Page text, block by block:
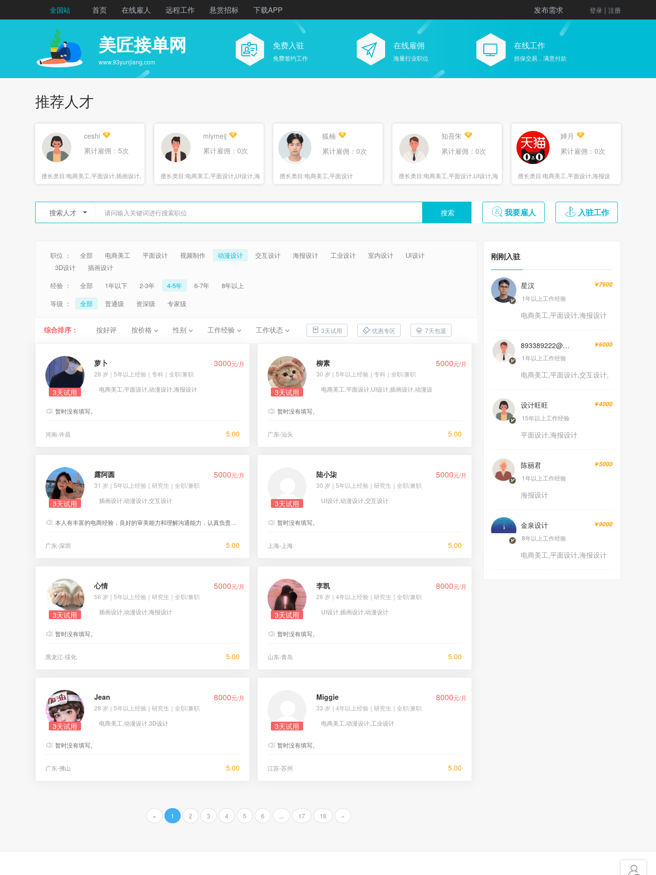
全国站 首页 在线雇人 远程工作 悬赏招标 下载APP 发布需求 登录 | 注册
美匠接单网
www.93yunjiang.com
免费入驻
免费签约工作
在线雇佣
海量行业职位
在线工作
担保交易，满意付款
推荐人才
ceshi
累计雇佣：5次
擅长类目:电商美工,平面设计,插画设计,
海报设计
mlymeij
累计雇佣：0次
擅长类目:电商美工,平面设计,UI设计,海
报设计
狐楠
累计雇佣：0次
擅长类目:电商美工,平面设计
知吾朱
累计雇佣：0次
擅长类目:电商美工,平面设计,UI设计,海
报设计
婵月
累计雇佣：0次
擅长类目:电商美工,平面设计,海报设
计,3D设计
搜索人才 搜索 我要雇人 入驻工作
职位 ： 全部 电商美工 平面设计 视频制作 动漫设计 交互设计 海报设计 工业设计 室内设计
UI设计
3D设计
插画设计
经验 ：
全部 1年以下 2-3年 4-5年 6-7年
8年以上
等级 ：
全部 普通级 资深级 专家级
综合排序： 按好评 按价格 性别 工作经验 工作状态 3天试用 优惠专区 7天包退
3天试用
萝卜 3000元/月
28 岁 | 5年以上经验 | 专科 | 全职/兼职
电商美工,平面设计,动漫设计,海报设计
暂时没有填写。
河南-许昌 5.00
3天试用
柳素 5000元/月
30 岁 | 5年以上经验 | 专科 | 全职/兼职
电商美工,平面设计,UI设计,插画设计,动漫设
暂时没有填写。
广东-汕头 5.00
3天试用
露阿圆 5000元/月
31 岁 | 5年以上经验 | 研究生 | 全职/兼职
插画设计,动漫设计,交互设计
本人有丰富的电商经验，良好的审美能力和理解沟通能力，认真负责工作。 会做淘宝首页、详情页、直通车图、海报、活动首页、等方面的设计工作。
广东-深圳 5.00
3天试用
陆小柒 5000元/月
30 岁 | 5年以上经验 | 研究生 | 全职/兼职
UI设计,动漫设计,交互设计
暂时没有填写。
上海-上海 5.00
3天试用
心情 5000元/月
56 岁 | 5年以上经验 | 研究生 | 全职/兼职
插画设计,动漫设计,海报设计
暂时没有填写。
黑龙江-绥化 5.00
3天试用
李凯 8000元/月
28 岁 | 4年以上经验 | 研究生 | 全职/兼职
UI设计,插画设计,动漫设计
暂时没有填写。
山东-青岛 5.00
3天试用
Jean 8000元/月
28 岁 | 5年以上经验 | 研究生 | 全职/兼职
电商美工,动漫设计,3D设计
暂时没有填写。
广东-佛山 5.00
3天试用
Miggie 8000元/月
33 岁 | 4年以上经验 | 研究生 | 全职/兼职
电商美工,动漫设计,工业设计
暂时没有填写。
江苏-苏州 5.00
« 1 2 3 4 5 6 ... 17 18 »
刚刚入驻
星汉
￥7600
1年以上工作经验
电商美工,平面设计,海报设计
893389222@qq.com
￥6000
1年以上工作经验
电商美工,平面设计,交互设计,
设计旺旺
￥4000
15年以上工作经验
平面设计,海报设计
陈丽君
￥5000
1年以上工作经验
海报设计
金泉设计
￥9000
8年以上工作经验
电商美工,平面设计,海报设计